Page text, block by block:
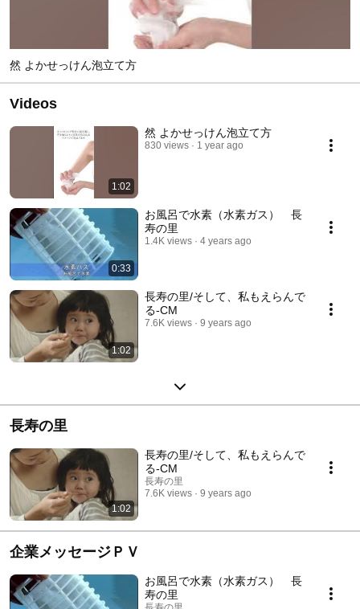
然 よかせっけん泡立て方
Videos
1:02
然 よかせっけん泡立て方
830 views 1 year ago
0:33
お風呂で水素（水素ガス） 長
寿の里
1.4K views 4 years ago
1:02
長寿の里/そして、私もえらんで
る-CM
7.6K views 9 years ago
長寿の里
1:02
長寿の里/そして、私もえらんで
る-CM
長寿の里
7.6K views
9 years ago
企業メッセージＰＶ
お風呂で水素（水素ガス） 長
寿の里